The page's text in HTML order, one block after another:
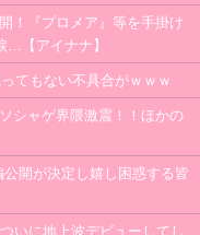
！『プロメア』等を手掛け
…【アイナナ】
てもない不具合がｗｗｗ
シャゲ界隈激震！！ほかの
公開が決定し嬉し困惑する皆
いに地上波デビューしてし